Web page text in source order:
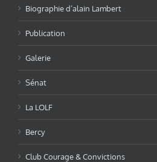
Biographie d’alain Lambert
Publication
Galerie
Sénat
La LOLF
Bercy
Club Courage & Convictions